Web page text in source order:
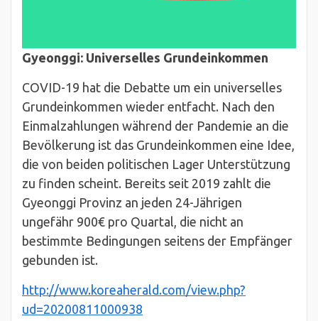
Gyeonggi: Universelles Grundeinkommen
COVID-19 hat die Debatte um ein universelles
Grundeinkommen wieder entfacht. Nach den
Einmalzahlungen während der Pandemie an die
Bevölkerung ist das Grundeinkommen eine Idee,
die von beiden politischen Lager Unterstützung
zu finden scheint. Bereits seit 2019 zahlt die
Gyeonggi Provinz an jeden 24-Jährigen
ungefähr 900€ pro Quartal, die nicht an
bestimmte Bedingungen seitens der Empfänger
gebunden ist.
http://www.koreaherald.com/view.php?
ud=20200811000938